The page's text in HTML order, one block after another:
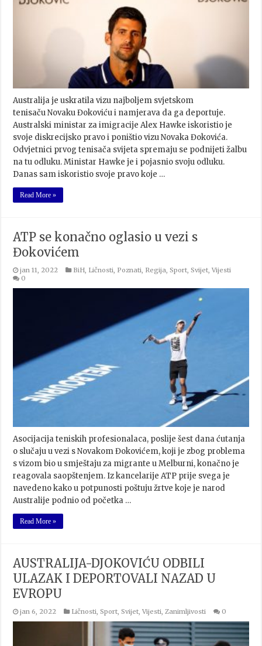
Australija je uskratila vizu najboljem svjetskom
tenisaču Novaku Đokoviću i namjerava da ga deportuje.
Australski ministar za imigracije Alex Hawke iskoristio je
svoje diskrecijsko pravo i poništio vizu Novaka Đokovića.
Odvjetnici prvog tenisača svijeta spremaju se podnijeti žalbu
na tu odluku. Ministar Hawke je i pojasnio svoju odluku.
Danas sam iskoristio svoje pravo koje …
Read More »
ATP se konačno oglasio u vezi s
Đokovićem
jan 11, 2022 BiH, Ličnosti, Poznati, Regija,Sport,Svijet,Vijesti
0
Asocijacija teniskih profesionalaca, poslije šest dana ćutanja
o slučaju u vezi s Novakom Đokovićem, koji je zbog problema
s vizom bio u smještaju za migrante u Melburni, konačno je
reagovala saopštenjem. Iz kancelarije ATP prije svega je
navedeno kako u potpunosti poštuju žrtve koje je narod
Australije podnio od početka …
Read More »
AUSTRALIJA-DJOKOVIĆU ODBILI
ULAZAK I DEPORTOVALI NAZAD U
EVROPU
jan 6, 2022 Ličnosti,Sport,Svijet,Vijesti,Zanimljivosti 0